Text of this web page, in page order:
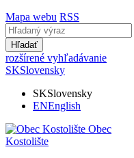
Mapa webu RSS
Hľadať
rozšírené vyhľadávanie
SKSlovensky
SKSlovensky
ENEnglish
Obec
Kostolište